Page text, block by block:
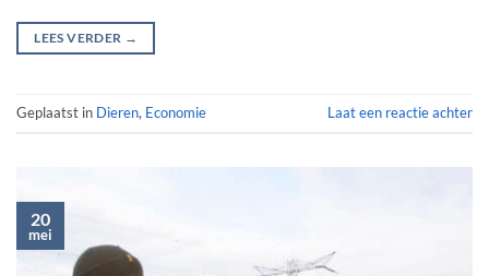
LEES VERDER →
Geplaatst in Dieren, Economie Laat een reactie achter
20
mei